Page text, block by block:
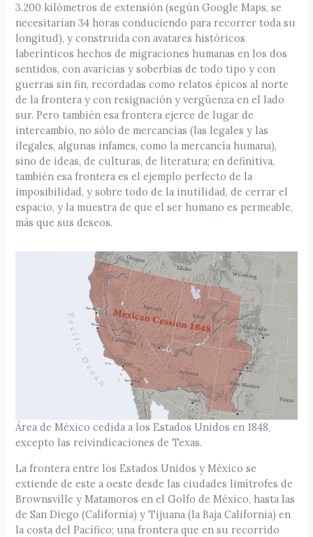
3.200 kilómetros de extensión (según Google Maps, se
necesitarían 34 horas conduciendo para recorrer toda su
longitud), y construida con avatares históricos
laberínticos hechos de migraciones humanas en los dos
sentidos, con avaricias y soberbias de todo tipo y con
guerras sin fin, recordadas como relatos épicos al norte
de la frontera y con resignación y vergüenza en el lado
sur. Pero también esa frontera ejerce de lugar de
intercambio, no sólo de mercancías (las legales y las
ilegales, algunas infames, como la mercancía humana),
sino de ideas, de culturas, de literatura; en definitiva,
también esa frontera es el ejemplo perfecto de la
imposibilidad, y sobre todo de la inutilidad, de cerrar el
espacio, y la muestra de que el ser humano es permeable,
más que sus deseos.
Área de México cedida a los Estados Unidos en 1848,
excepto las reivindicaciones de Texas.
La frontera entre los Estados Unidos y México se
extiende de este a oeste desde las ciudades limítrofes de
Brownsville y Matamoros en el Golfo de México, hasta las
de San Diego (California) y Tijuana (la Baja California) en
la costa del Pacífico; una frontera que en su recorrido